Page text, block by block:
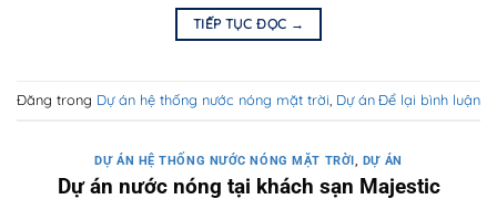
TIẾP TỤC ĐỌC →
Đăng trong Dự án hệ thống nước nóng mặt trời, Dự ánĐể lại bình luận
DỰ ÁN HỆ THỐNG NƯỚC NÓNG MẶT TRỜI , DỰ ÁN
Dự án nước nóng tại khách sạn Majestic